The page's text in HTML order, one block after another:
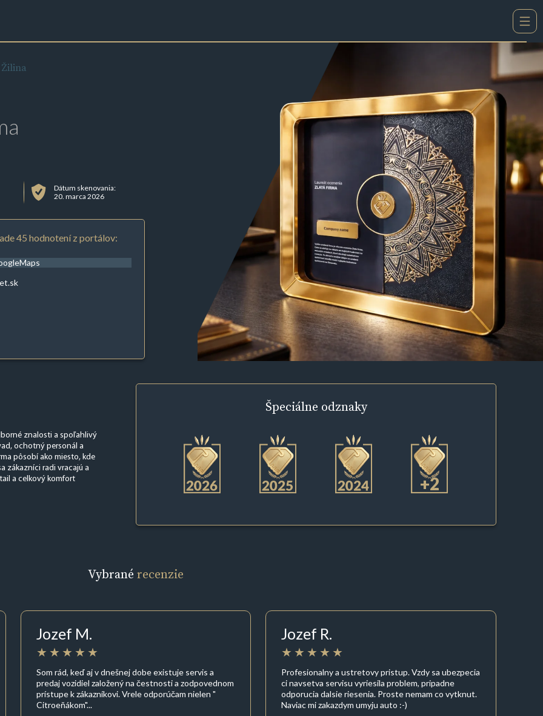
Žilina
Dátum skenovania:
20. marca 2026
45 hodnotení z portálov:
znalosti a spoľahlivý
ochotný personál a
pôsobí ako miesto, kde
zákazníci radi vracajú a
a celkový komfort
Špeciálne odznaky
+2
Vybrané recenzie
Jozef M.
Som rád, keď aj v dnešnej dobe existuje servis a
predaj vozidiel založený na čestnosti a zodpovednom
prístupe k zákazníkovi. Vrele odporúčam nielen "
Citroeňákom"...
Jozef R.
Profesionalny a ustretovy pristup. Vzdy sa ubezpecia
ci navsetva servisu vyriesila problem, pripadne
odporucia dalsie riesenia. Proste nemam co vytknut.
Naviac mi zakazdym umyju auto :-)